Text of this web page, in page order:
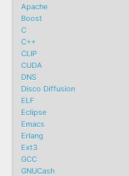
Apache
Boost
C
C++
CLIP
CUDA
DNS
Disco Diffusion
ELF
Eclipse
Emacs
Erlang
Ext3
GCC
GNUCash